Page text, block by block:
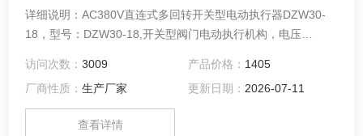
详细说明：AC380V直连式多回转开关型电动执行器DZW30-
18，型号：DZW30-18,开关型阀门电动执行机构，电压
访问次数：3009 产品价格： 1405
厂商性质：生产厂家 更新日期： 2026-07-11
查看详情